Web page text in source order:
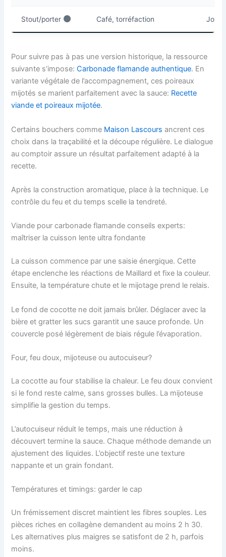
Stout/porter Café, torréfaction Joue
Pour suivre pas à pas une version historique, la ressource
suivante s’impose:Carbonade flamande authentique. En
variante végétale de l’accompagnement, ces poireaux
mijotés se marient parfaitement avec la sauce: Recette
viande et poireaux mijotée.
Certains bouchers comme Maison Lascours ancrent ces
choix dans la traçabilité et la découpe régulière. Le dialogue
au comptoir assure un résultat parfaitement adapté à la
recette.
Après la construction aromatique, place à la technique. Le
contrôle du feu et du temps scelle la tendreté.
Viande pour carbonade flamande conseils experts:
maîtriser la cuisson lente ultra fondante
La cuisson commence par une saisie énergique. Cette
étape enclenche les réactions de Maillard et fixe la couleur.
Ensuite, la température chute et le mijotage prend le relais.
Le fond de cocotte ne doit jamais brûler. Déglacer avec la
bière et gratter les sucs garantit une sauce profonde. Un
couvercle posé légèrement de biais régule l’évaporation.
Four, feu doux, mijoteuse ou autocuiseur?
La cocotte au four stabilise la chaleur. Le feu doux convient
si le fond reste calme, sans grosses bulles. La mijoteuse
simplifie la gestion du temps.
L’autocuiseur réduit le temps, mais une réduction à
découvert termine la sauce. Chaque méthode demande un
ajustement des liquides. L’objectif reste une texture
nappante et un grain fondant.
Températures et timings: garder le cap
Un frémissement discret maintient les fibres souples. Les
pièces riches en collagène demandent au moins 2 h 30.
Les alternatives plus maigres se satisfont de 2 h, parfois
moins.